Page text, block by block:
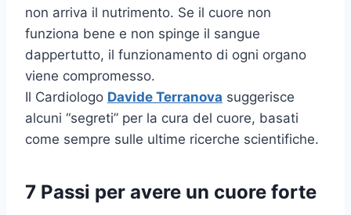
non arriva il nutrimento. Se il cuore non
funziona bene e non spinge il sangue
dappertutto, il funzionamento di ogni organo
viene compromesso.
Il Cardiologo Davide Terranova suggerisce
alcuni “segreti” per la cura del cuore, basati
come sempre sulle ultime ricerche scientifiche.
7 Passi per avere un cuore forte